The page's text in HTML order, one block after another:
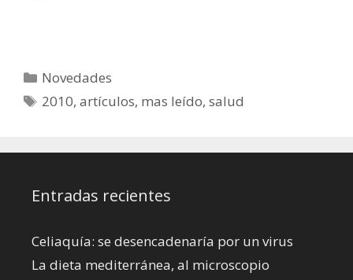
Categorías
Novedades
Etiquetas
2010,artículos, mas leído,salud
Entradas recientes
Celiaquía: se desencadenaría por un virus
La dieta mediterránea, al microscopio